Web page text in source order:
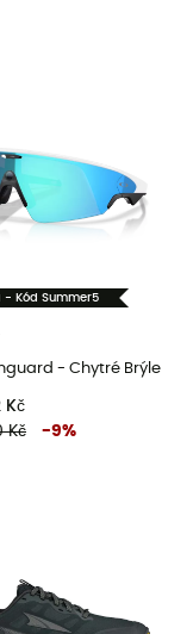
- Kód Summer5
- Chytré Brýle
Kč
Kč
-9%